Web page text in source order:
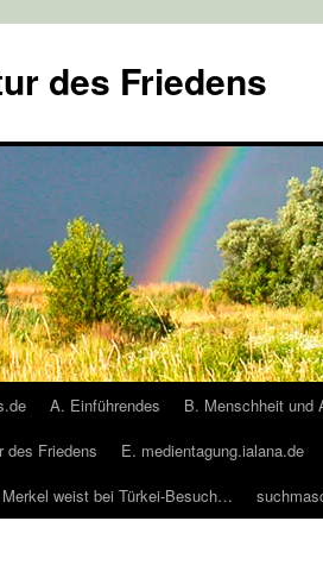
des Friedens
A. Einführendes
B. Menschheit und
des Friedens E. medientagung.ialana.de
Merkel weist bei Türkei-Besuch…